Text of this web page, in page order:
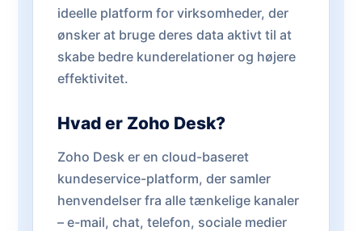
ideelle platform for virksomheder, der
ønsker at bruge deres data aktivt til at
skabe bedre kunderelationer og højere
effektivitet.
Hvad er Zoho Desk?
Zoho Desk er en cloud-baseret
kundeservice-platform, der samler
henvendelser fra alle tænkelige kanaler
– e-mail, chat, telefon, sociale medier